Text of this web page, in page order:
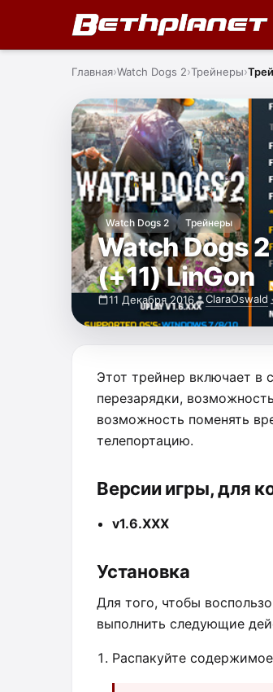
Главная Watch Dogs 2 Трейнеры
Watch Dogs 2 Трейнеры
Watch Dogs
(+11) LinGon
11 Декабря 2016 ClaraOswald
Этот трейнер включает в
перезарядки,
возможность поменять
телепортацию.
Версии игры, для
v1.6.ХХХ
Установка
Для того, чтобы
выполнить следующие
Распакуйте